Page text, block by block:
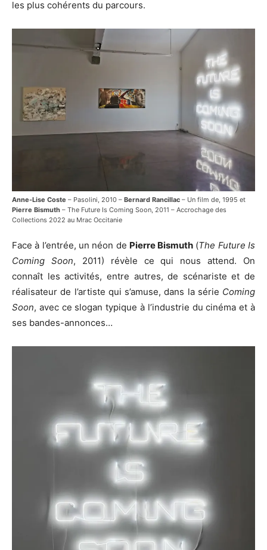
les plus cohérents du parcours.
Anne-Lise Coste – Pasolini, 2010 – Bernard Rancillac – Un film de, 1995 et
Pierre Bismuth – The Future Is Coming Soon, 2011 – Accrochage des
Collections 2022 au Mrac Occitanie
Face à l’entrée, un néon de Pierre Bismuth (The Future Is
Coming Soon, 2011) révèle ce qui nous attend. On
connaît les activités, entre autres, de scénariste et de
réalisateur de l’artiste qui s’amuse, dans la série Coming
Soon, avec ce slogan typique à l’industrie du cinéma et à
ses bandes-annonces…